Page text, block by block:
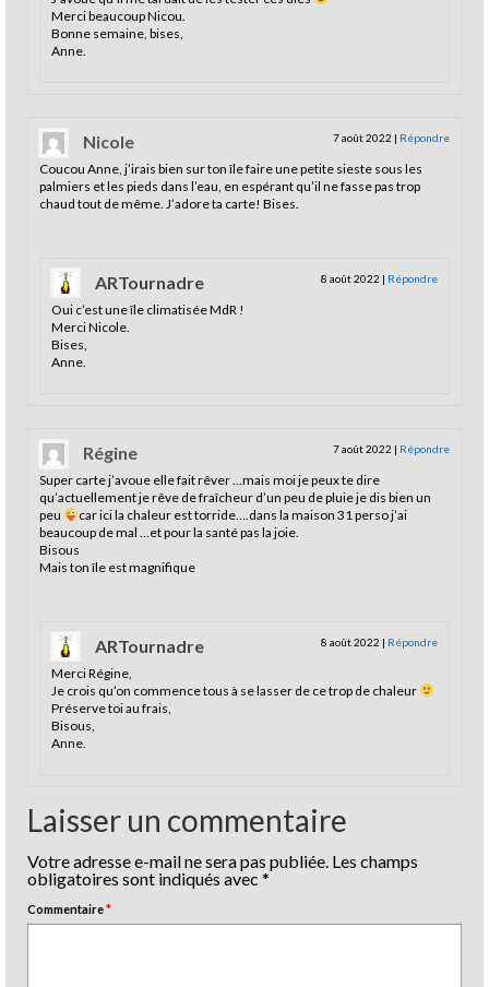
Merci beaucoup Nicou.
Bonne semaine, bises,
Anne.
Nicole 7 août 2022 | Répondre
Coucou Anne, j’irais bien sur ton île faire une petite sieste sous les
palmiers et les pieds dans l’eau, en espérant qu’il ne fasse pas trop
chaud tout de même. J’adore ta carte! Bises.
ARTournadre 8 août 2022 | Répondre
Oui c’est une île climatisée MdR !
Merci Nicole.
Bises,
Anne.
Régine 7 août 2022 | Répondre
Super carte j’avoue elle fait rêver …mais moi je peux te dire
qu’actuellement je rêve de fraîcheur d’un peu de pluie je dis bien un
peu
car ici la chaleur est torride….dans la maison 31 perso j’ai
beaucoup de mal …et pour la santé pas la joie.
Bisous
Mais ton île est magnifique
ARTournadre 8 août 2022 | Répondre
Merci Régine,
Je crois qu’on commence tous à se lasser de ce trop de chaleur
Préserve toi au frais,
Bisous,
Anne.
Laisser un commentaire
Votre adresse e-mail ne sera pas publiée. Les champs
obligatoires sont indiqués avec *
Commentaire*